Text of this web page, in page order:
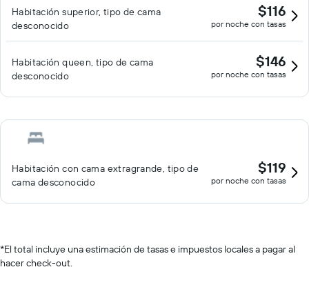
Habitación superior, tipo de cama
desconocido
$116
por noche con tasas
Habitación queen, tipo de cama
desconocido
$146
por noche con tasas
Habitación con cama extragrande, tipo de
cama desconocido
$119
por noche con tasas
*El total incluye una estimación de tasas e impuestos locales a pagar al
hacer check-out.